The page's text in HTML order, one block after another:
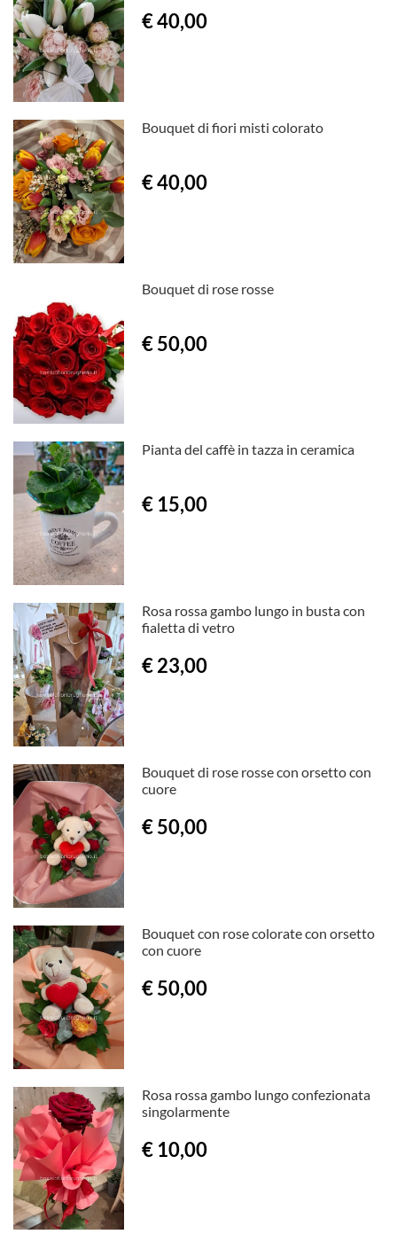
€ 40,00
Bouquet di fiori misti colorato
€ 40,00
Bouquet di rose rosse
€ 50,00
Pianta del caffè in tazza in ceramica
€ 15,00
Rosa rossa gambo lungo in busta con
fialetta di vetro
€ 23,00
Bouquet di rose rosse con orsetto con
cuore
€ 50,00
Bouquet con rose colorate con orsetto
con cuore
€ 50,00
Rosa rossa gambo lungo confezionata
singolarmente
€ 10,00